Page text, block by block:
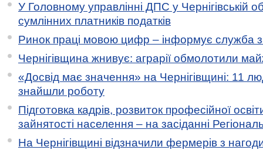
У Головному управлінні ДПС у Чернігівській
сумлінних платників податків
Ринок праці мовою цифр – інформує служба
Чернігівщина жнивує: аграрії обмолотили
«Досвід має значення» на Чернігівщині: 11
знайшли роботу
Підготовка кадрів, розвиток професійної
зайнятості населення – на засіданні
На Чернігівщині відзначили фермерів з